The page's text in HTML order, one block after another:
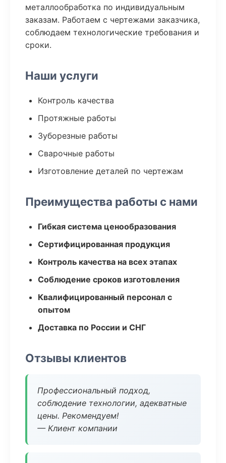
металлообработка по индивидуальным
заказам. Работаем с чертежами заказчика,
соблюдаем технологические требования и
сроки.
Наши услуги
Контроль качества
Протяжные работы
Зуборезные работы
Сварочные работы
Изготовление деталей по чертежам
Преимущества работы с нами
Гибкая система ценообразования
Сертифицированная продукция
Контроль качества на всех этапах
Соблюдение сроков изготовления
Квалифицированный персонал с
опытом
Доставка по России и СНГ
Отзывы клиентов
Профессиональный подход,
соблюдение технологии, адекватные
цены. Рекомендуем!
— Клиент компании